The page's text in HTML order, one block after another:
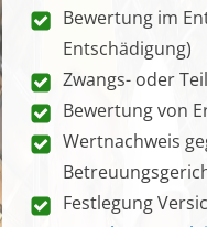
Bewertung im
Entschädigung)
Zwangs- oder
Bewertung von
Wertnachweis
Festlegung